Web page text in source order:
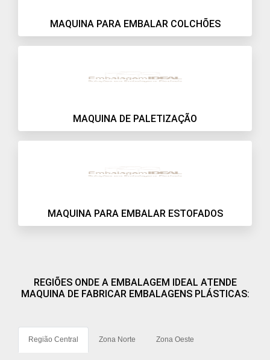
MAQUINA PARA EMBALAR COLCHÕES
MAQUINA DE PALETIZAÇÃO
MAQUINA PARA EMBALAR ESTOFADOS
REGIÕES ONDE A EMBALAGEM IDEAL ATENDE
MAQUINA DE FABRICAR EMBALAGENS PLÁSTICAS:
Região Central Zona Norte Zona Oeste